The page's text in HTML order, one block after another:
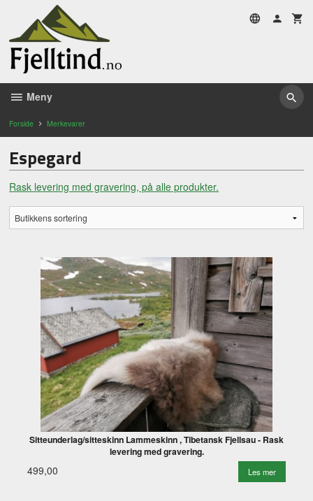
innholdet
Meny
Forside Merkevarer
Espegard
Rask levering med gravering, på alle produkter.
Sitteunderlag/sitteskinn Lammeskinn , Tibetansk Fjellsau - Rask
levering med gravering.
499,00 Les mer